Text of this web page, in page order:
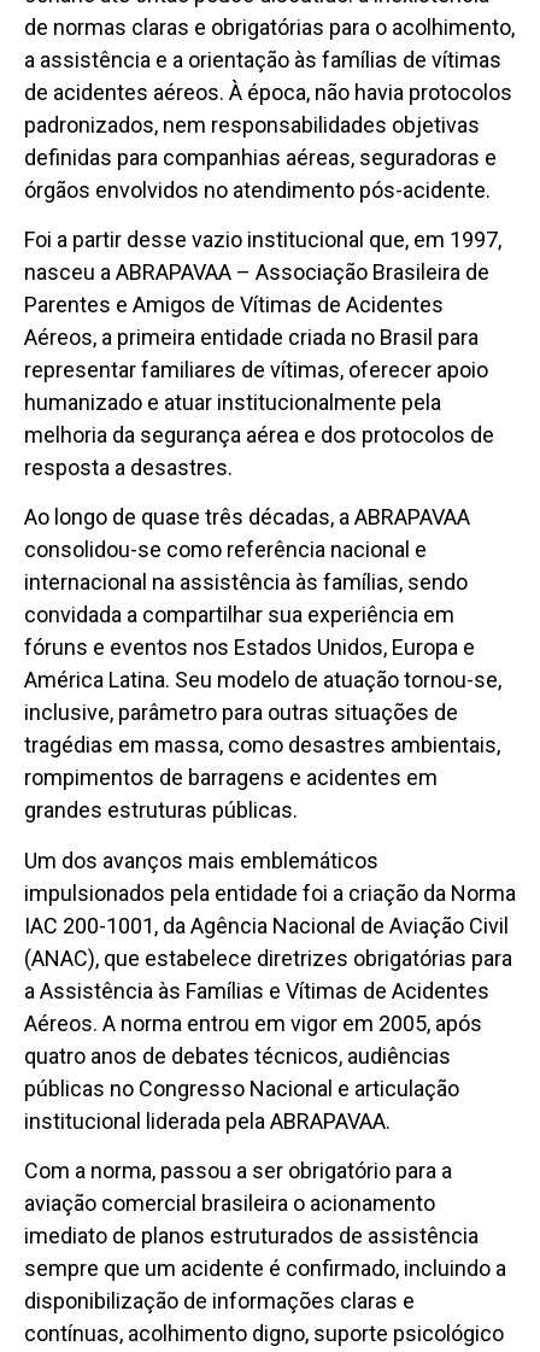
de normas claras e obrigatórias para o acolhimento,
a assistência e a orientação às famílias de vítimas
de acidentes aéreos. À época, não havia protocolos
padronizados, nem responsabilidades objetivas
definidas para companhias aéreas, seguradoras e
órgãos envolvidos no atendimento pós-acidente.
Foi a partir desse vazio institucional que, em 1997,
nasceu a ABRAPAVAA – Associação Brasileira de
Parentes e Amigos de Vítimas de Acidentes
Aéreos, a primeira entidade criada no Brasil para
representar familiares de vítimas, oferecer apoio
humanizado e atuar institucionalmente pela
melhoria da segurança aérea e dos protocolos de
resposta a desastres.
Ao longo de quase três décadas, a ABRAPAVAA
consolidou-se como referência nacional e
internacional na assistência às famílias, sendo
convidada a compartilhar sua experiência em
fóruns e eventos nos Estados Unidos, Europa e
América Latina. Seu modelo de atuação tornou-se,
inclusive, parâmetro para outras situações de
tragédias em massa, como desastres ambientais,
rompimentos de barragens e acidentes em
grandes estruturas públicas.
Um dos avanços mais emblemáticos
impulsionados pela entidade foi a criação da Norma
IAC 200-1001, da Agência Nacional de Aviação Civil
(ANAC), que estabelece diretrizes obrigatórias para
a Assistência às Famílias e Vítimas de Acidentes
Aéreos. A norma entrou em vigor em 2005, após
quatro anos de debates técnicos, audiências
públicas no Congresso Nacional e articulação
institucional liderada pela ABRAPAVAA.
Com a norma, passou a ser obrigatório para a
aviação comercial brasileira o acionamento
imediato de planos estruturados de assistência
sempre que um acidente é confirmado, incluindo a
disponibilização de informações claras e
contínuas, acolhimento digno, suporte psicológico